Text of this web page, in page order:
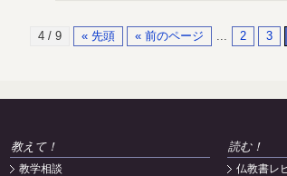
4 / 9 « 先頭 « 前のページ ... 2 3
教えて！
教学相談
読む！
仏教書レ